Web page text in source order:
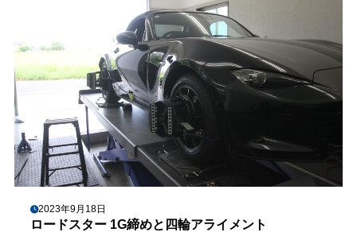
2023年9月18日
ロードスター 1G締めと四輪アライメント